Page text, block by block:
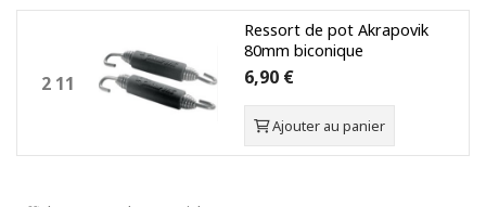
2 11
Ressort de pot Akrapovik
80mm biconique
6,90 €
Ajouter au panier